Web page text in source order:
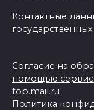
Контактные
Согласие на
помощью
top.mail.ru
Политика